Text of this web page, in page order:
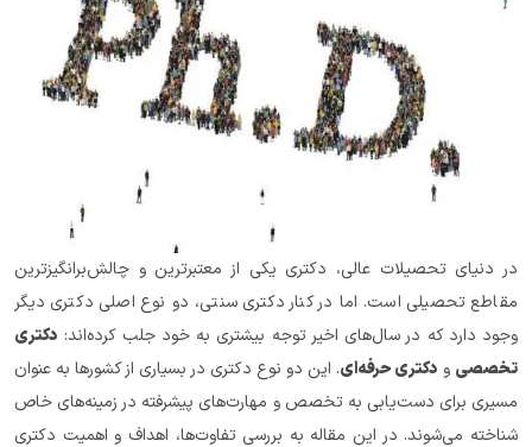
وجود دارد که در سال‌های اخیر توجه بیشتری به خود جلب کرده‌اند:
تخصصی و دکتری حرفه‌ای